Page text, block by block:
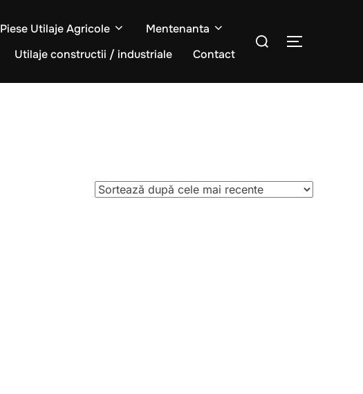
Piese Utilaje Agricole
Mentenanta
Utilaje constructii / industriale Contact
Caută
COMUTĂ